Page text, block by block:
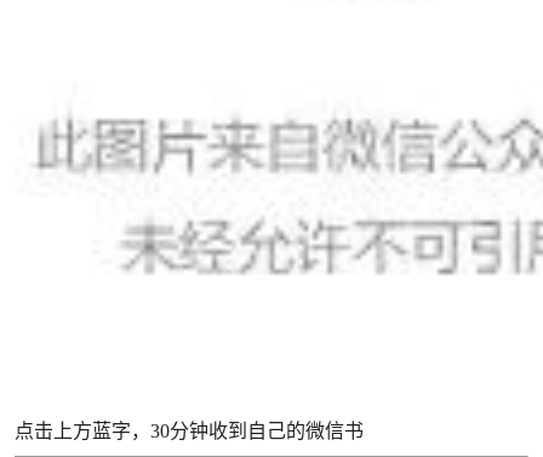
点击上方蓝字，30分钟收到自己的微信书